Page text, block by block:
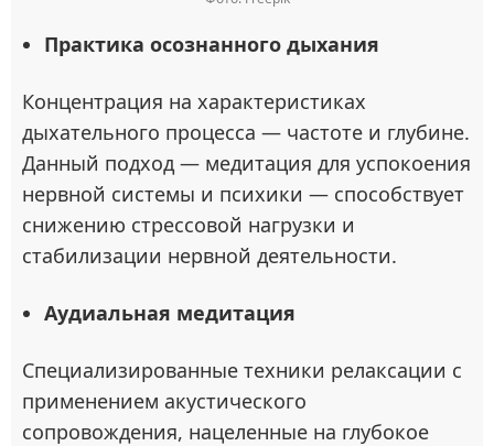
Практика осознанного дыхания
Концентрация на характеристиках
дыхательного процесса — частоте и глубине.
Данный подход — медитация для успокоения
нервной системы и психики — способствует
снижению стрессовой нагрузки и
стабилизации нервной деятельности.
Аудиальная медитация
Специализированные техники релаксации с
применением акустического
сопровождения, нацеленные на глубокое